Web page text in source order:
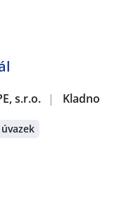
s.r.o. | Kladno